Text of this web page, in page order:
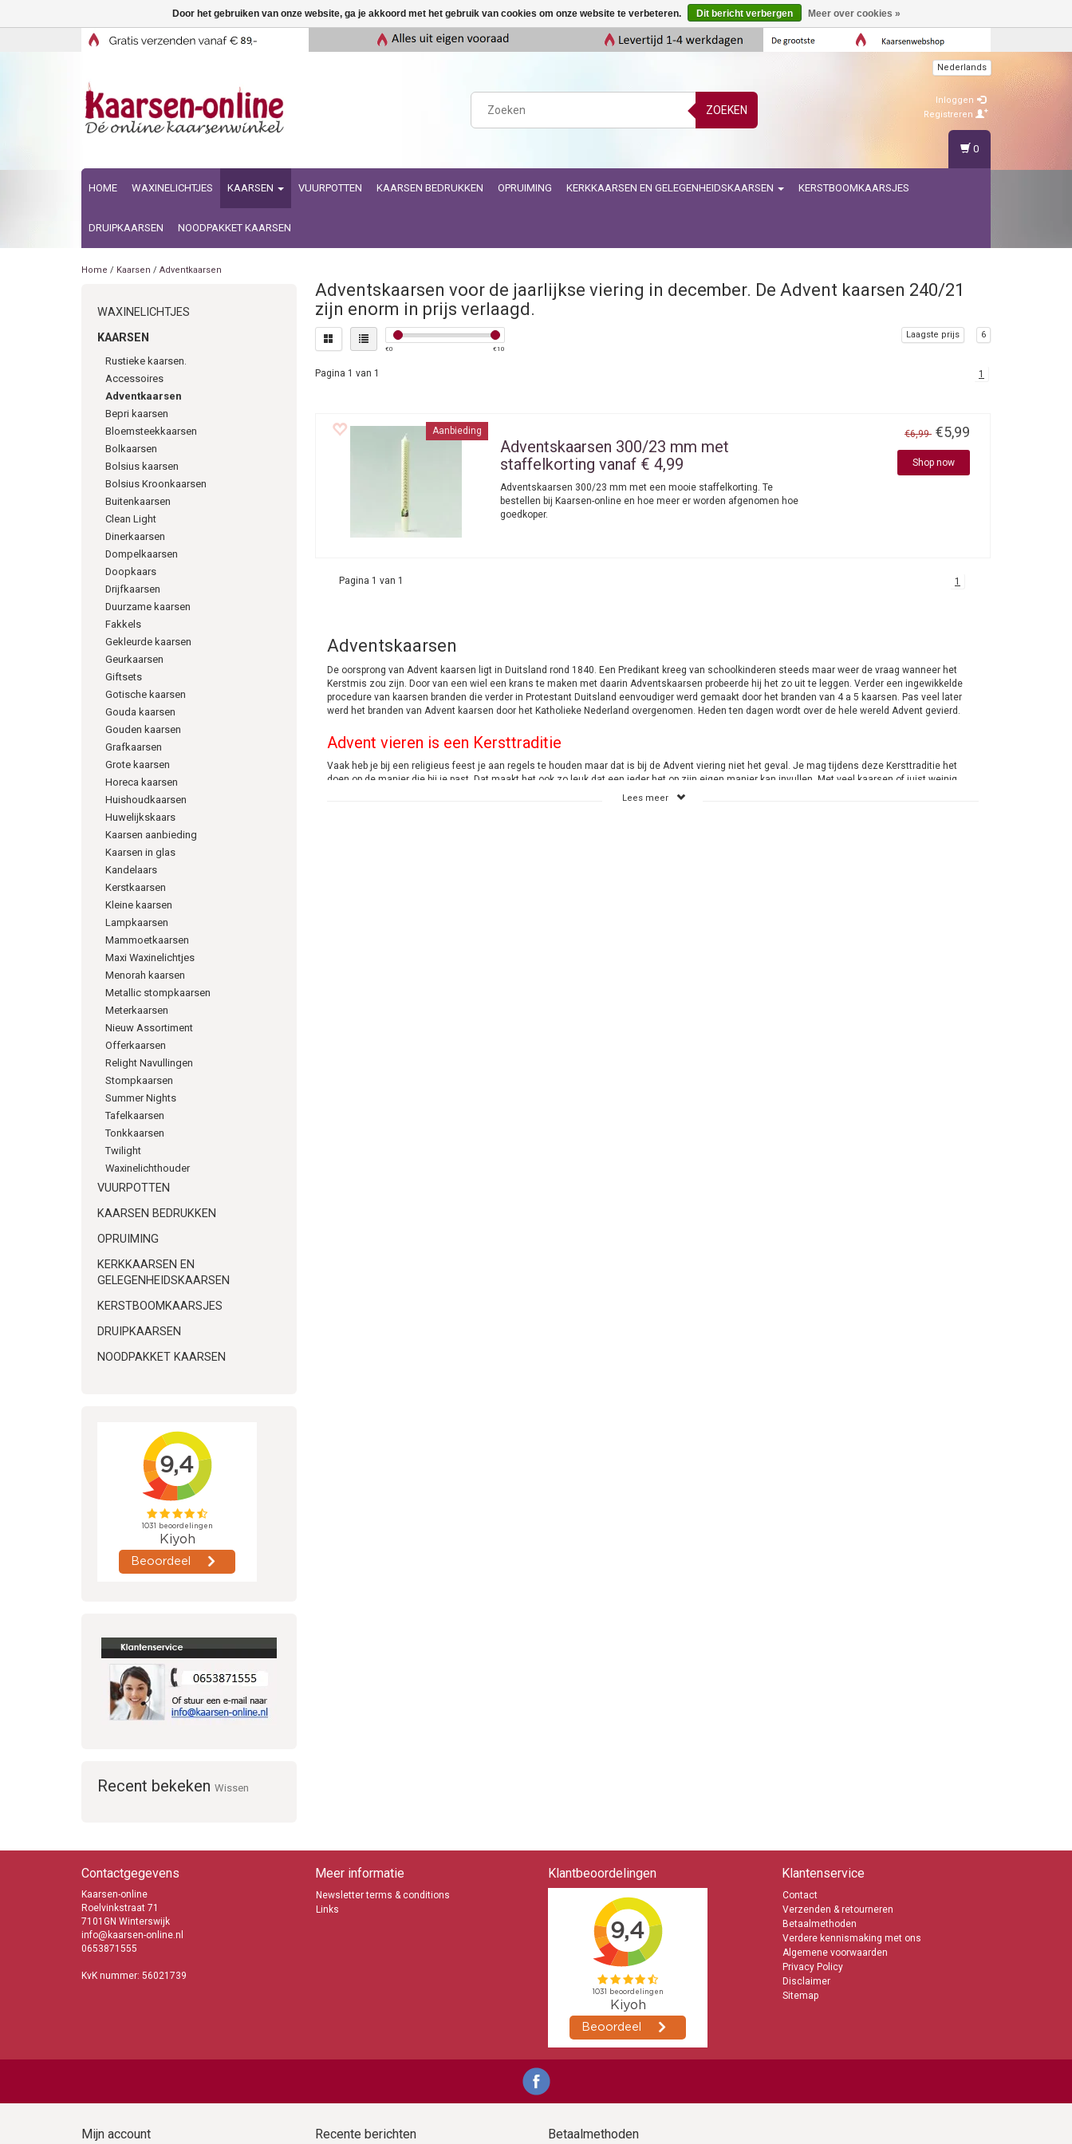
ZOEKEN
Nederlands
Inloggen
Registreren
HOME WAXINELICHTJES KAARSEN VUURPOTTEN KAARSEN BEDRUKKEN OPRUIMING KERKKAARSEN EN GELEGENHEIDSKAARSEN KERSTBOOMKAARSJES
DRUIPKAARSEN NOODPAKKET KAARSEN
0
Home / Kaarsen / Adventkaarsen
WAXINELICHTJES
KAARSEN
Rustieke kaarsen.
Accessoires
Adventkaarsen
Bepri kaarsen
Bloemsteekkaarsen
Bolkaarsen
Bolsius kaarsen
Bolsius Kroonkaarsen
Buitenkaarsen
Clean Light
Dinerkaarsen
Dompelkaarsen
Doopkaars
Drijfkaarsen
Duurzame kaarsen
Fakkels
Gekleurde kaarsen
Geurkaarsen
Giftsets
Gotische kaarsen
Gouda kaarsen
Gouden kaarsen
Grafkaarsen
Grote kaarsen
Horeca kaarsen
Huishoudkaarsen
Huwelijkskaars
Kaarsen aanbieding
Kaarsen in glas
Kandelaars
Kerstkaarsen
Kleine kaarsen
Lampkaarsen
Mammoetkaarsen
Maxi Waxinelichtjes
Menorah kaarsen
Metallic stompkaarsen
Meterkaarsen
Nieuw Assortiment
Offerkaarsen
Relight Navullingen
Stompkaarsen
Summer Nights
Tafelkaarsen
Tonkkaarsen
Twilight
Waxinelichthouder
VUURPOTTEN
KAARSEN BEDRUKKEN
OPRUIMING
KERKKAARSEN EN
GELEGENHEIDSKAARSEN
KERSTBOOMKAARSJES
DRUIPKAARSEN
NOODPAKKET KAARSEN
Recent bekeken Wissen
Adventskaarsen voor de jaarlijkse viering in december. De Advent kaarsen 240/21
zijn enorm in prijs verlaagd.
€0 €10
Laagste prijs 6
Pagina 1 van 1 1
Aanbieding
Adventskaarsen 300/23 mm met
staffelkorting vanaf € 4,99
Adventskaarsen 300/23 mm met een mooie staffelkorting. Te
bestellen bij Kaarsen-online en hoe meer er worden afgenomen hoe
goedkoper.
€6,99 €5,99
Shop now
Pagina 1 van 1 1
Adventskaarsen
De oorsprong van Advent kaarsen ligt in Duitsland rond 1840. Een Predikant kreeg van schoolkinderen steeds maar weer de vraag wanneer het
Kerstmis zou zijn. Door van een wiel een krans te maken met daarin Adventskaarsen probeerde hij het zo uit te leggen. Verder een ingewikkelde
procedure van kaarsen branden die verder in Protestant Duitsland eenvoudiger werd gemaakt door het branden van 4 a 5 kaarsen. Pas veel later
werd het branden van Advent kaarsen door het Katholieke Nederland overgenomen. Heden ten dagen wordt over de hele wereld Advent gevierd.
Advent vieren is een Kersttraditie
Vaak heb je bij een religieus feest je aan regels te houden maar dat is bij de Advent viering niet het geval. Je mag tijdens deze Kersttraditie het
doen op de manier die bij je past. Dat maakt het ook zo leuk dat een ieder het op zijn eigen manier kan invullen. Met veel kaarsen of juist weinig.
Mensen met een kleine beurs hebben zodoende ook de mogelijkheid om mee te doen aan Advent. Bij Kaarsen-online heb je de keus uit 2
Lees meer
Contactgegevens
Kaarsen-online
Roelvinkstraat 71
7101GN Winterswijk
info@kaarsen-online.nl
0653871555
KvK nummer: 56021739
Meer informatie
Newsletter terms & conditions
Links
Klantbeoordelingen Klantenservice
Contact
Verzenden & retourneren
Betaalmethoden
Verdere kennismaking met ons
Algemene voorwaarden
Privacy Policy
Disclaimer
Sitemap
Mijn account Recente berichten Betaalmethoden
Door het gebruiken van onze website, ga je akkoord met het gebruik van cookies om onze website te verbeteren. Dit bericht verbergen Meer over cookies »